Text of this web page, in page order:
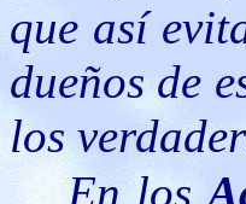
que así
dueños de
los
En los